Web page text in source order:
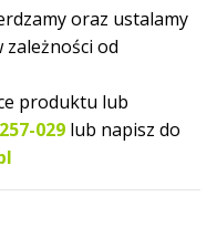
oraz ustalamy
zależności od
produktu lub
029 lub napisz do